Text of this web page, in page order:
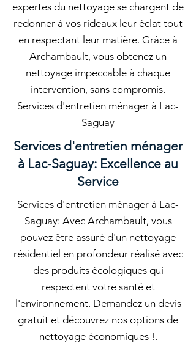
expertes du nettoyage se chargent de
redonner à vos rideaux leur éclat tout
en respectant leur matière. Grâce à
Archambault, vous obtenez un
nettoyage impeccable à chaque
intervention, sans compromis.
Services d'entretien ménager à Lac-
Saguay
Services d'entretien ménager
à Lac-Saguay: Excellence au
Service
Services d'entretien ménager à Lac-
Saguay: Avec Archambault, vous
pouvez être assuré d'un nettoyage
résidentiel en profondeur réalisé avec
des produits écologiques qui
respectent votre santé et
l'environnement. Demandez un devis
gratuit et découvrez nos options de
nettoyage économiques !.